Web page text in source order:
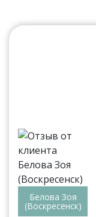
Белова Зоя
(Воскресенск)